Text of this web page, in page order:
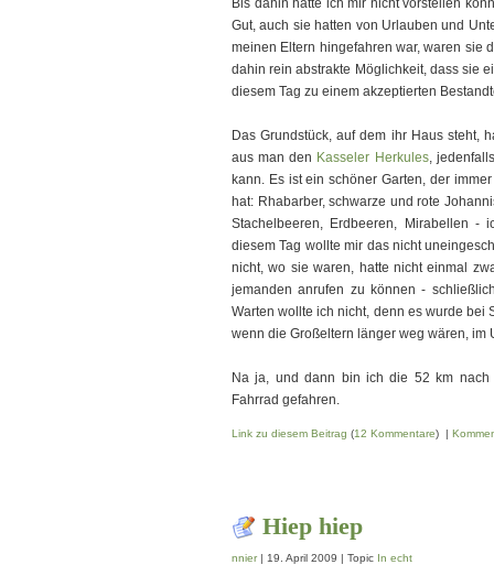
Bis dahin hatte ich mir nicht vorstellen
Gut, auch sie hatten von Urlauben und
meinen Eltern hingefahren war, waren sie
dahin rein abstrakte Möglichkeit, dass sie
diesem Tag zu einem akzeptierten
Das Grundstück, auf dem ihr Haus steht,
aus man den Kasseler Herkules,
kann. Es ist ein schöner Garten, der
hat: Rhabarber, schwarze und rote
Stachelbeeren, Erdbeeren, Mirabellen
diesem Tag wollte mir das nicht
nicht, wo sie waren, hatte nicht einmal
jemanden anrufen zu können -
Warten wollte ich nicht, denn es wurde
wenn die Großeltern länger weg wären, im
Na ja, und dann bin ich die 52 km
Fahrrad gefahren.
Link zu diesem Beitrag (12 Kommentare) |
Hiep hiep
nnier| 19. April 2009 | Topic In echt